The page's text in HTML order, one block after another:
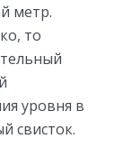
метр.
то
уровня в
свисток.